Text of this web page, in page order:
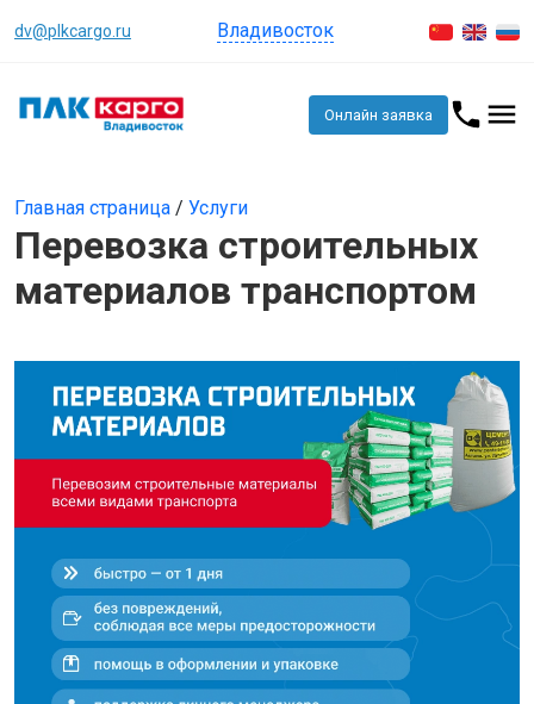
dv@plkcargo.ru Владивосток
Онлайн заявка
Главная страница / Услуги
Перевозка строительных
материалов транспортом